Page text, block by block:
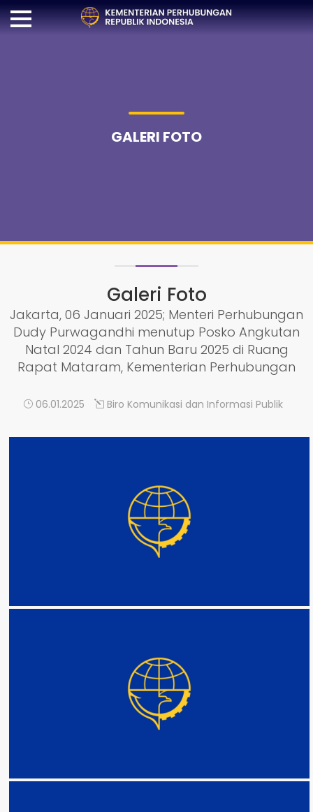
GALERI FOTO
Galeri Foto
Jakarta, 06 Januari 2025; Menteri Perhubungan
Dudy Purwagandhi menutup Posko Angkutan
Natal 2024 dan Tahun Baru 2025 di Ruang
Rapat Mataram, Kementerian Perhubungan
06.01.2025 Biro Komunikasi dan Informasi Publik
DETAIL
DETAIL